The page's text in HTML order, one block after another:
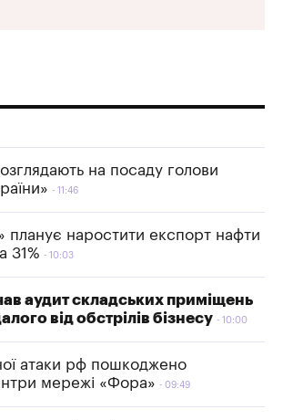
на посаду голови
11:46
планує наростити експорт нафти
31%
10:03
аудит складських приміщень
від обстрілів бізнесу
10:00
атаки рф пошкоджено
мережі «Фора»
09:49